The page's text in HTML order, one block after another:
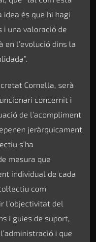
idea és que hi hagi
i una valoració de
en l’evolució dins la
Cornella, serà
concernit i
de l’acompliment
jeràrquicament
s’ha
mesura que
individual de cada
com
l’objectivitat del
i guies de suport,
i que